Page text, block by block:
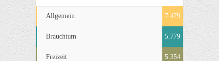
Allgemein 7.479
Brauchtum 5.779
Freizeit 5.354